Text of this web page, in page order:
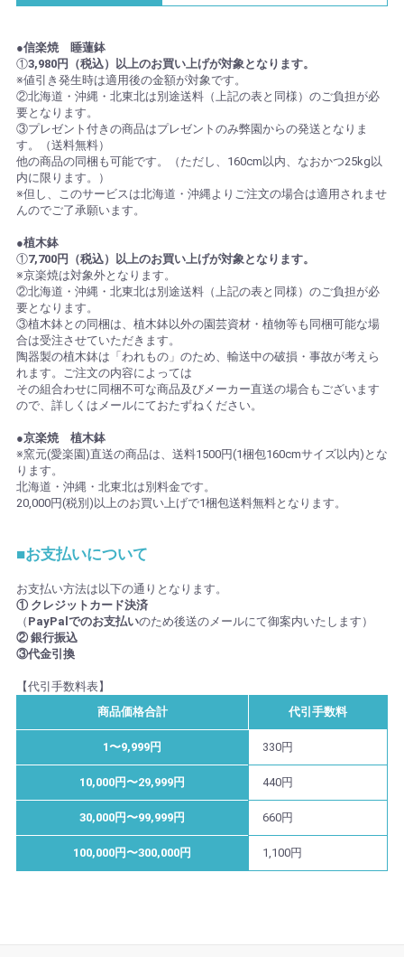
●信楽焼 睡蓮鉢
①3,980円（税込）以上のお買い上げが対象となります。
※値引き発生時は適用後の金額が対象です。
②北海道・沖縄・北東北は別途送料（上記の表と同様）のご負担が必
要となります。
③プレゼント付きの商品はプレゼントのみ弊園からの発送となりま
す。（送料無料）
他の商品の同梱も可能です。（ただし、160cm以内、なおかつ25kg以
内に限ります。）
※但し、このサービスは北海道・沖縄よりご注文の場合は適用されませ
んのでご了承願います。
●植木鉢
①7,700円（税込）以上のお買い上げが対象となります。
※京楽焼は対象外となります。
②北海道・沖縄・北東北は別途送料（上記の表と同様）のご負担が必
要となります。
③植木鉢との同梱は、植木鉢以外の園芸資材・植物等も同梱可能な場
合は受注させていただきます。
陶器製の植木鉢は「われもの」のため、輸送中の破損・事故が考えら
れます。ご注文の内容によっては
その組合わせに同梱不可な商品及びメーカー直送の場合もございます
ので、詳しくはメールにておたずねください。
●京楽焼 植木鉢
※窯元(愛楽園)直送の商品は、送料1500円(1梱包160cmサイズ以内)とな
ります。
北海道・沖縄・北東北は別料金です。
20,000円(税別)以上のお買い上げで1梱包送料無料となります。
■お支払いについて
お支払い方法は以下の通りとなります。
① クレジットカード決済
（ PayPalでのお支払いのため後送のメールにて御案内いたします）
② 銀行振込
③代金引換
【代引手数料表】
商品価格合計
代引手数料
1〜9,999円 330円
10,000円〜29,999円 440円
30,000円〜99,999円 660円
100,000円〜300,000円 1,100円